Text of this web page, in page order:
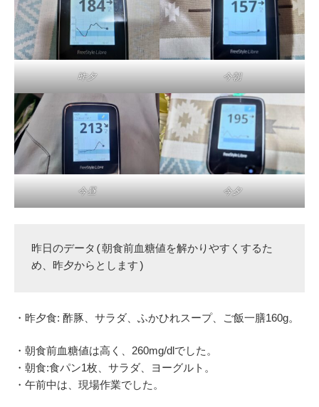
昨夕 今朝
今昼 今夕
昨日のデータ(朝食前血糖値を解かりやすくするた
め、昨夕からとします)
・昨夕食: 酢豚、サラダ、ふかひれスープ、ご飯一膳160g。
・朝食前血糖値は高く、260mg/dlでした。
・朝食:食パン1枚、サラダ、ヨーグルト。
・午前中は、現場作業でした。